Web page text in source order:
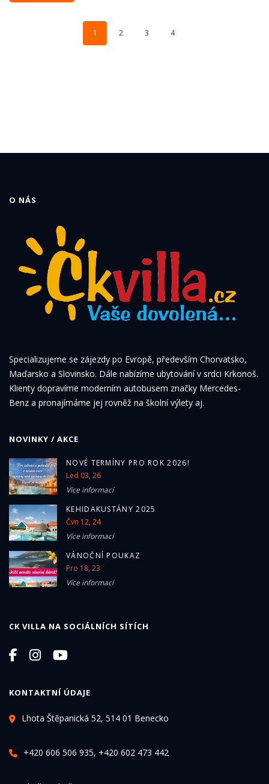
1 2 3 4
O NÁS
Specializujeme se zájezdy po Evropě, především Chorvatsko,
Maďarsko a Slovinsko. Dále nabízíme ubytování v srdci Krkonoš.
Klienty dopravíme moderním autobusem značky Mercedes-
Benz a pronajímáme jej rovněž na školní výlety aj.
NOVINKY / AKCE
NOVÉ TERMÍNY PRO ROK 2026!
Led 03, 26
Více informací
KEHIDAKUSTÁNY 2025
Čvn 12, 24
Více informací
VÁNOČNÍ POUKAZ
Pro 18, 23
Více informací
CK VILLA NA SOCIÁLNÍCH SÍTÍCH
KONTAKTNÍ ÚDAJE
Lhota Štěpanická 52, 514 01 Benecko
+420 606 506 935, +420 602 473 442